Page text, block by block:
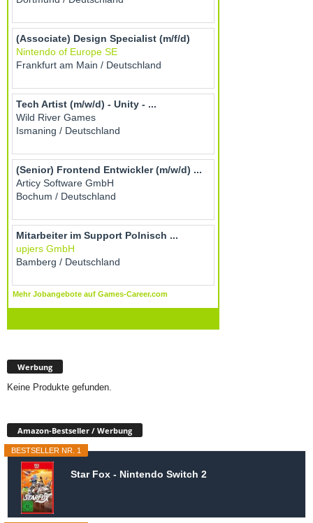
Werbung
Keine Produkte gefunden.
Amazon-Bestseller / Werbung
BESTSELLER NR. 1
Star Fox - Nintendo Switch 2